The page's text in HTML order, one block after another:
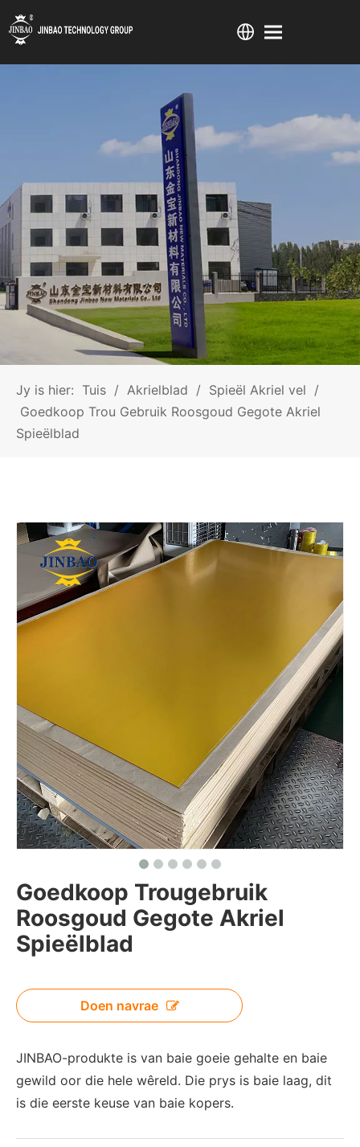
Jy is hier: Tuis / Akrielblad / Spieël Akriel vel /
Goedkoop Trou Gebruik Roosgoud Gegote Akriel
Spieëlblad
Goedkoop Trougebruik
Roosgoud Gegote Akriel
Spieëlblad
Doen navrae
JINBAO-produkte is van baie goeie gehalte en baie
gewild oor die hele wêreld. Die prys is baie laag, dit
is die eerste keuse van baie kopers.